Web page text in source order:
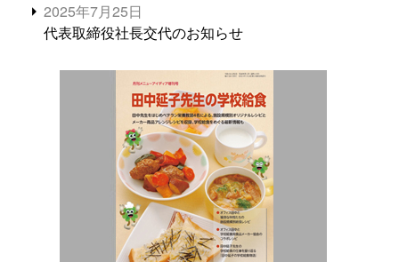
2025年7月25日
代表取締役社長交代のお知らせ